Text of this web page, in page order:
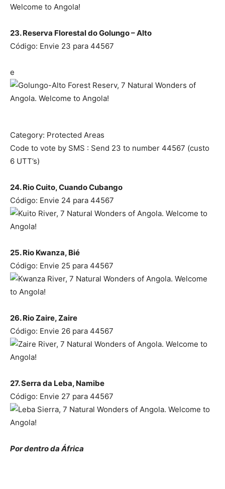
23. Reserva Florestal do Golungo – Alto
Código: Envie 23 para 44567
e
Category: Protected Areas
Code to vote by SMS : Send 23 to number 44567 (custo
6 UTT’s)
24. Rio Cuito, Cuando Cubango
Código: Envie 24 para 44567
25. Rio Kwanza, Bié
Código: Envie 25 para 44567
26. Rio Zaire, Zaire
Código: Envie 26 para 44567
27. Serra da Leba, Namibe
Código: Envie 27 para 44567
Por dentro da África